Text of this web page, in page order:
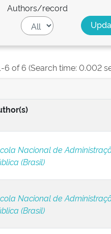
Authors/record
6 of 6 (Search time: 0.002
Nacional de
(Brasil)
Nacional de
(Brasil)